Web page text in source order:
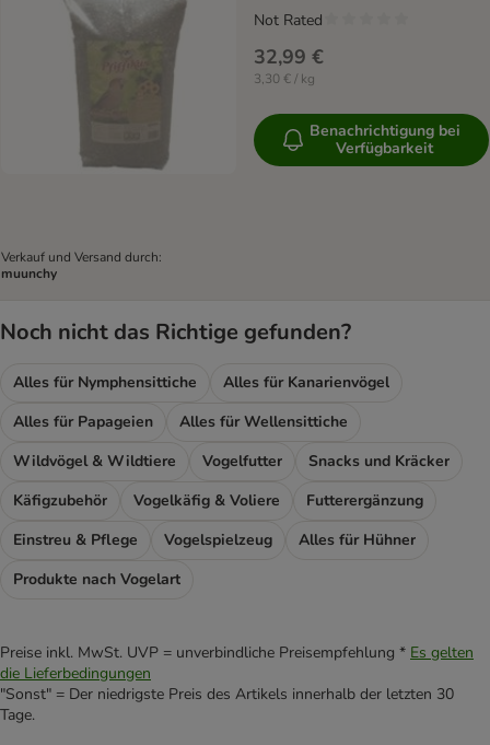
Verkauf und Versand durch:
muunchy
32,99 €
3,30 € / kg
Not Rated
Benachrichtigung bei
Verfügbarkeit
Noch nicht das Richtige gefunden?
Alles für Nymphensittiche
Alles für Kanarienvögel
Alles für Papageien
Alles für Wellensittiche
Wildvögel & Wildtiere
Vogelfutter
Snacks und Kräcker
Käfigzubehör
Vogelkäfig & Voliere
Futterergänzung
Einstreu & Pflege
Vogelspielzeug
Alles für Hühner
Produkte nach Vogelart
Preise inkl. MwSt. UVP = unverbindliche Preisempfehlung * Es gelten
die Lieferbedingungen
"Sonst" = Der niedrigste Preis des Artikels innerhalb der letzten 30
Tage.